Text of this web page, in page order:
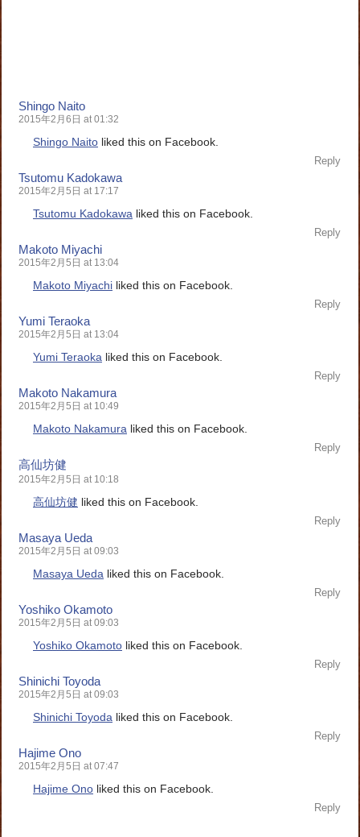
Shingo Naito
2015年2月6日 at 01:32
Shingo Naito liked this on Facebook.
Reply
Tsutomu Kadokawa
2015年2月5日 at 17:17
Tsutomu Kadokawa liked this on Facebook.
Reply
Makoto Miyachi
2015年2月5日 at 13:04
Makoto Miyachi liked this on Facebook.
Reply
Yumi Teraoka
2015年2月5日 at 13:04
Yumi Teraoka liked this on Facebook.
Reply
Makoto Nakamura
2015年2月5日 at 10:49
Makoto Nakamura liked this on Facebook.
Reply
高仙坊健
2015年2月5日 at 10:18
高仙坊健 liked this on Facebook.
Reply
Masaya Ueda
2015年2月5日 at 09:03
Masaya Ueda liked this on Facebook.
Reply
Yoshiko Okamoto
2015年2月5日 at 09:03
Yoshiko Okamoto liked this on Facebook.
Reply
Shinichi Toyoda
2015年2月5日 at 09:03
Shinichi Toyoda liked this on Facebook.
Reply
Hajime Ono
2015年2月5日 at 07:47
Hajime Ono liked this on Facebook.
Reply